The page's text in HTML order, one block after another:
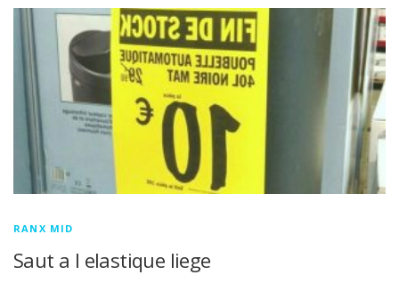
RANX MID
Saut a l elastique liege